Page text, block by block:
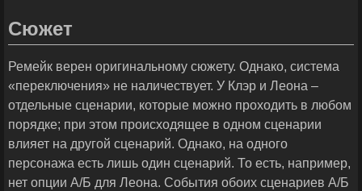
Сюжет
Ремейк верен оригинальному сюжету. Однако, система
«переключения» не наличествует. У Клэр и Леона –
отдельные сценарии, которые можно проходить в любом
порядке; при этом происходящее в одном сценарии
влияет на другой сценарий. Однако, на одного
персонажа есть лишь один сценарий. То есть, например,
нет опции А/Б для Леона. События обоих сценариев А/Б